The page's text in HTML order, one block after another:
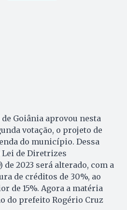
Goiânia aprovou nesta
votação, o projeto de
do município. Dessa
Lei de Diretrizes
de 2023 será alterado, com a
de créditos de 30%, ao
de 15%. Agora a matéria
do prefeito Rogério Cruz